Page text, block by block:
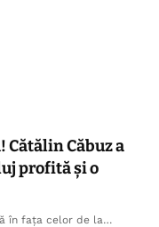
Cătălin Căbuz a
profită și o
în fața celor de la…